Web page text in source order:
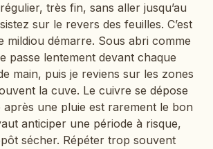
très fin, sans aller jusqu’au
sur le revers des feuilles. C’est
mildiou démarre. Sous abri comme
passe lentement devant chaque
main, puis je reviens sur les zones
la cuve. Le cuivre se dépose
après une pluie est rarement le bon
anticiper une période à risque,
sécher. Répéter trop souvent